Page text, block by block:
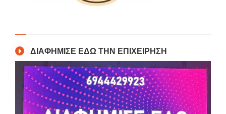
ΔΙΑΦΗΜΙΣΕ ΕΔΩ ΤΗΝ ΕΠΙΧΕΙΡΗΣΗ